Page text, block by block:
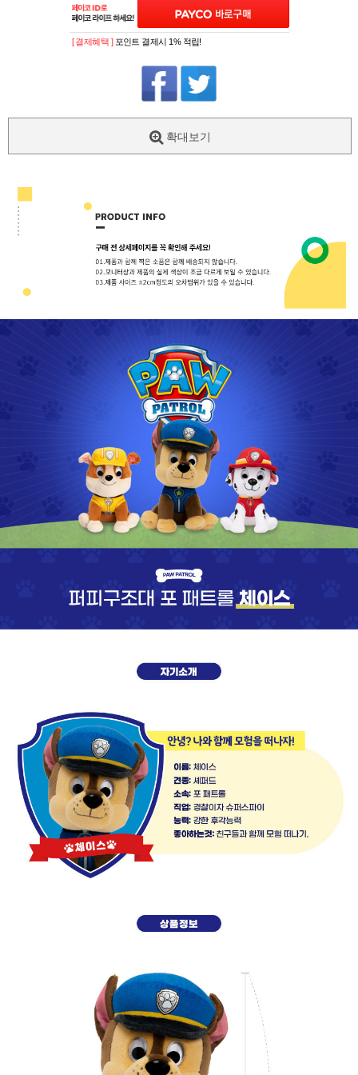
PAYCO 바로
[ 결제혜택 ] 포인트 결제시 1% 적립!
확대보기